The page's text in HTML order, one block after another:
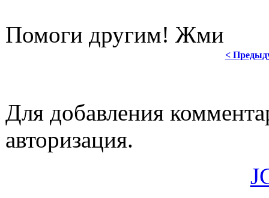
Помоги другим! Жми
<
Для добавления
авторизация.